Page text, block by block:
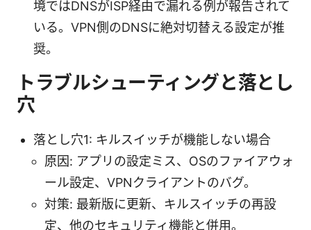
境ではDNSがISP経由で漏れる例が報告されて
いる。VPN側のDNSに絶対切替える設定が推
奨。
トラブルシューティングと落とし
穴
落とし穴1: キルスイッチが機能しない場合
原因: アプリの設定ミス、OSのファイアウォ
ール設定、VPNクライアントのバグ。
対策: 最新版に更新、キルスイッチの再設
定、他のセキュリティ機能と併用。